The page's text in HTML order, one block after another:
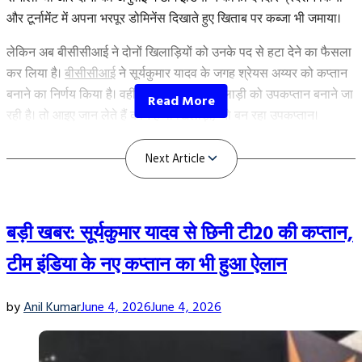
बल्लेबाज”
Next Article
और टूर्नामेंट में अपना भरपूर डोमिनेंस दिखाते हुए खिताब पर कब्जा भी जमाया।
लेकिन अब बीसीसीआई ने दोनों खिलाड़ियों को उनके पद से हटा देने का फैसला
कर लिया है। बीसीसीआईने सूर्यकुमार यादव के जगह श्रेयस अय्यर को कप्तान
बनाने का निर्णय किया है। वहीं मुंबई इंडियंस के खिलाड़ी को उपकप्तान बनाने जा
रही है। तो आइए जान लेते हैं कौन है वो खिलाड़ी, जो बन रहा उपकप्तान।
Shreyas Iyer के साथ इस खिलाड़ी को बनाया जा
बड़ी खबर: सूर्यकुमार यादव से छिनी टी20 की कप्तान,
टीम इंडिया के नए कप्तान का भी हुआ ऐलान
byAnil KumarJune 4, 2026June 4, 2026